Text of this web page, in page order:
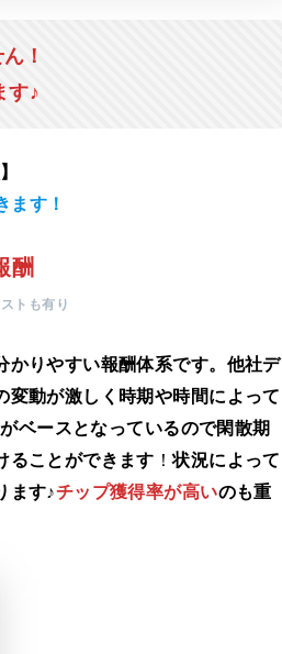
！
す♪
ます！
酬
トも有り
かりやすい報酬体系です。他社デ
変動が激しく時期や時間によって
ベース となっているので閑散期
ることができます ！状況によって
ます♪チップ獲得率が高いのも重